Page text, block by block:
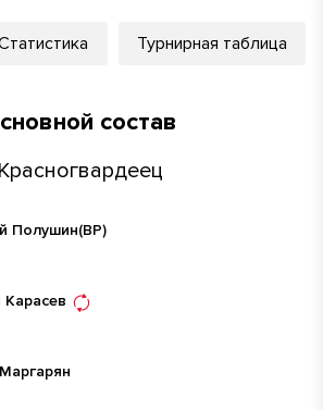
Турнирная таблица
состав
Красногвардеец
Полушин(ВР)
Карасев